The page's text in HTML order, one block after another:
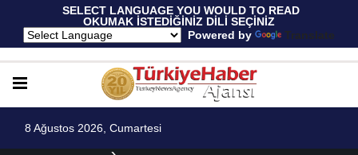
SELECT LANGUAGE YOU WOULD TO READ
OKUMAK İSTEDİĞİNİZ DİLİ SEÇİNİZ
Powered by
Translate
8 Ağustos 2026, Cumartesi